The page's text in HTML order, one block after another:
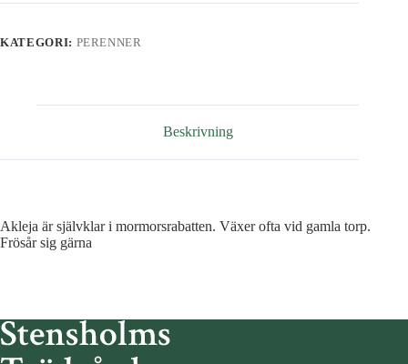
KATEGORI: PERENNER
Beskrivning
Akleja är självklar i mormorsrabatten. Växer ofta vid gamla torp.
Frösår sig gärna